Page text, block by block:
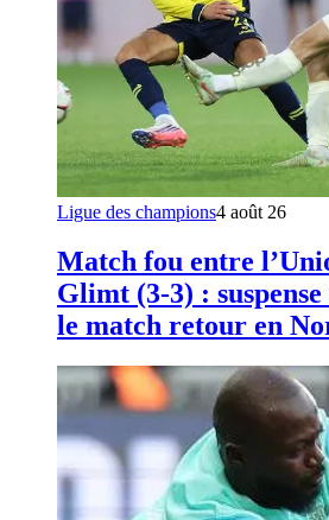
Ligue des champions4 août 26
Match fou entre
Glimt (3-3) :
le match retour en